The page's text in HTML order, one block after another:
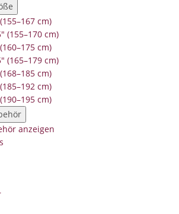
cm)
(155–170 cm)
cm)
(165–179 cm)
cm)
cm)
cm)
anzeigen